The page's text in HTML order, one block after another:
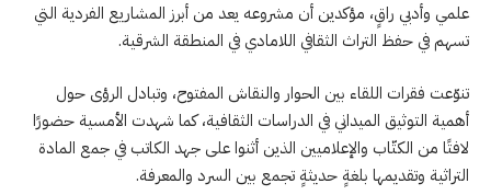
علمي وأدبي راقٍ، مؤكدين أن مشروعه يعد من أبرز المشاريع الفردية التي
تسهم في حفظ التراث الثقافي اللامادي في المنطقة الشرقية.
تنوّعت فقرات اللقاء بين الحوار والنقاش المفتوح، وتبادل الرؤى حول
أهمية التوثيق الميداني في الدراسات الثقافية، كما شهدت الأمسية حضورًا
لافتًا من الكتّاب والإعلاميين الذين أثنوا على جهد الكاتب في جمع المادة
التراثية وتقديمها بلغةٍ حديثةٍ تجمع بين السرد والمعرفة.